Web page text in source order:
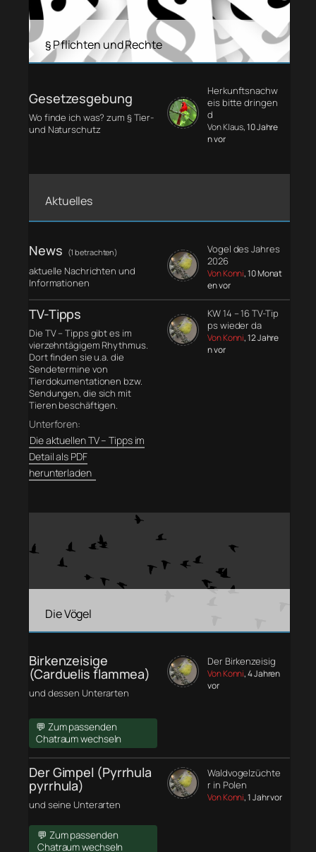
§ Pflichten und Rechte
Gesetzesgebung
Wo finde ich was? zum § Tier-
und Naturschutz
Herkunftsnachw
eis bitte dringen
d
Von Klaus, 10 Jahre
n vor
Aktuelles
News (1 betrachten)
aktuelle Nachrichten und
Informationen
Vogel des Jahres
2026
Von Konni, 10 Monat
en vor
TV-Tipps
Die TV – Tipps gibt es im
vierzehntägigem Rhythmus.
Dort finden sie u.a. die
Sendetermine von
Tierdokumentationen bzw.
Sendungen, die sich mit
Tieren beschäftigen.
Unterforen:
Die aktuellen TV – Tipps im
Detail als PDF
herunterladen
KW 14 – 16 TV-Tip
ps wieder da
Von Konni, 12 Jahre
n vor
Die Vögel
Birkenzeisige
(Carduelis flammea)
und dessen Unterarten
💬 Zum passenden
Chatraum wechseln
Der Birkenzeisig
Von Konni, 4 Jahren
vor
Der Gimpel (Pyrrhula
pyrrhula)
und seine Unterarten
💬 Zum passenden
Chatraum wechseln
Waldvogelzüchte
r in Polen
Von Konni, 1 Jahr vor